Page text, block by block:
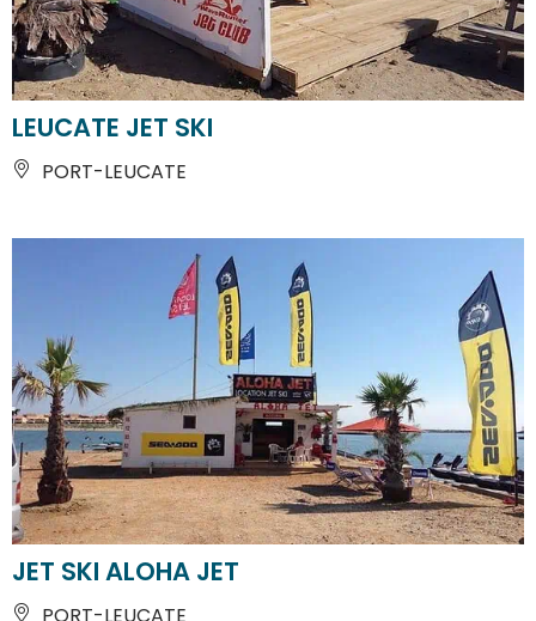
LEUCATE JET SKI
PORT-LEUCATE
JET SKI ALOHA JET